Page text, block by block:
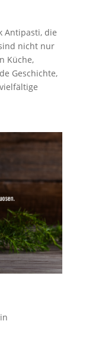
Antipasti, die
nicht nur
Küche,
Geschichte,